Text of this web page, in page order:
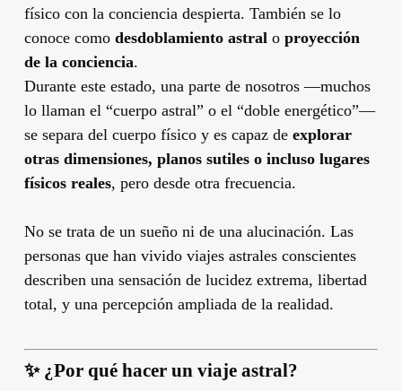
físico con la conciencia despierta. También se lo
conoce como desdoblamiento astralo proyección
de la conciencia.
Durante este estado, una parte de nosotros —muchos
lo llaman el “cuerpo astral” o el “doble energético”—
se separa del cuerpo físico y es capaz de explorar
otras dimensiones, planos sutiles o incluso lugares
físicos reales, pero desde otra frecuencia.
No se trata de un sueño ni de una alucinación. Las
personas que han vivido viajes astrales conscientes
describen una sensación de lucidez extrema, libertad
total, y una percepción ampliada de la realidad.
✨ ¿Por qué hacer un viaje astral?